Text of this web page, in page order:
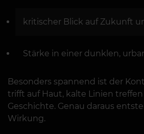
kritischer Blick auf Zukunft
Stärke in einer dunklen,
Besonders spannend ist der
trifft auf Haut, kalte Linien
Geschichte. Genau daraus
Wirkung.